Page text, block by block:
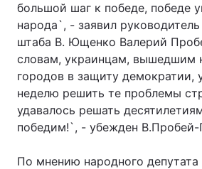
большой шаг к победе, победе
народа`, - заявил
штаба В. Ющенко Валерий
словам, украинцам, вышедшим
городов в защиту демократии,
неделю решить те проблемы
удавалось решать
победим!`, - убежден В.Пробей-
По мнению народного депутата